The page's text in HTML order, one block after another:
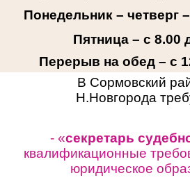
Понедельник – четверг
Пятница – с 8.00
Перерыв на обед – с
В Сормовский
Н.Новгорода
- «секретарь
квалификационные
юридическое